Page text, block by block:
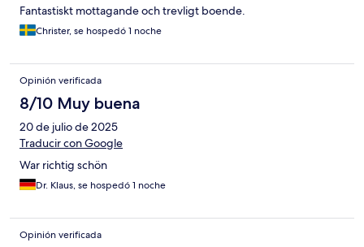
Fantastiskt mottagande och trevligt boende.
Christer, se hospedó 1 noche
Opinión verificada
8/10 Muy buena
20 de julio de 2025
Traducir con Google
War richtig schön
Dr. Klaus, se hospedó 1 noche
Opinión verificada